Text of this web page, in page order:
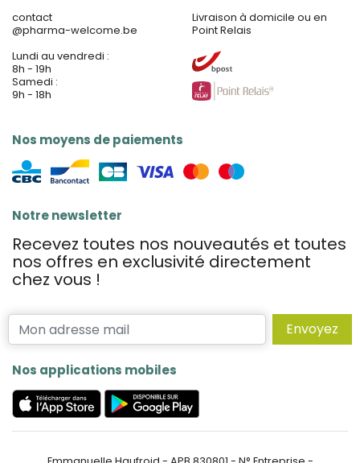
contact
@pharma-welcome.be
Lundi au vendredi :
8h - 19h
Samedi :
9h - 18h
Nos moyens de paiements
Livraison à domicile ou en
Point Relais
Notre newsletter
Recevez toutes nos nouveautés et toutes
nos offres en exclusivité directement
chez vous !
Envoyez
Nos applications mobiles